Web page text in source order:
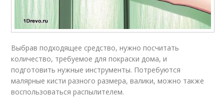
Выбрав подходящее средство, нужно посчитать
количество, требуемое для покраски дома, и
подготовить нужные инструменты. Потребуются
малярные кисти разного размера, валики, можно также
воспользоваться распылителем.